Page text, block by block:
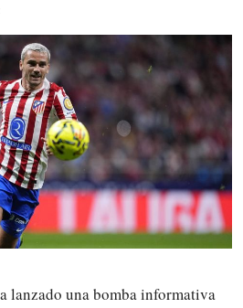
lanzado una bomba informativa